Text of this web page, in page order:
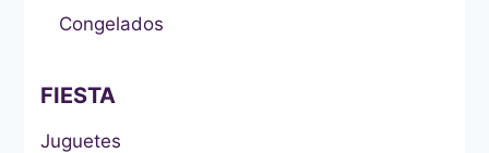
Congelados
FIESTA
Juguetes